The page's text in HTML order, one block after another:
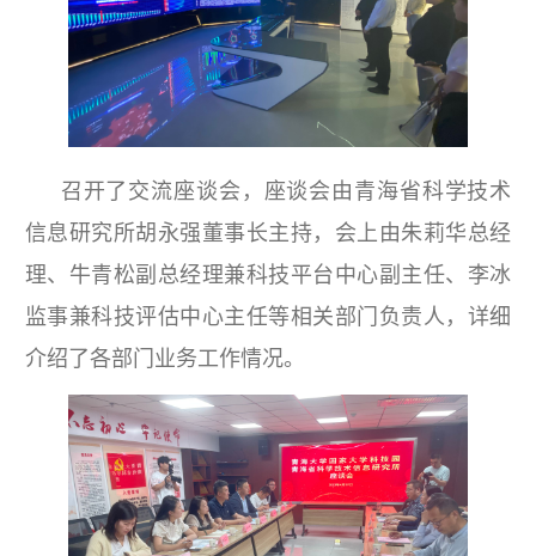
召开了交流座谈会，座谈会由青海省科学技术
信息研究所胡永强董事长主持，会上由朱莉华总经
理、牛青松副总经理兼科技平台中心副主任、李冰
监事兼科技评估中心主任等相关部门负责人，详细
介绍了各部门业务工作情况。